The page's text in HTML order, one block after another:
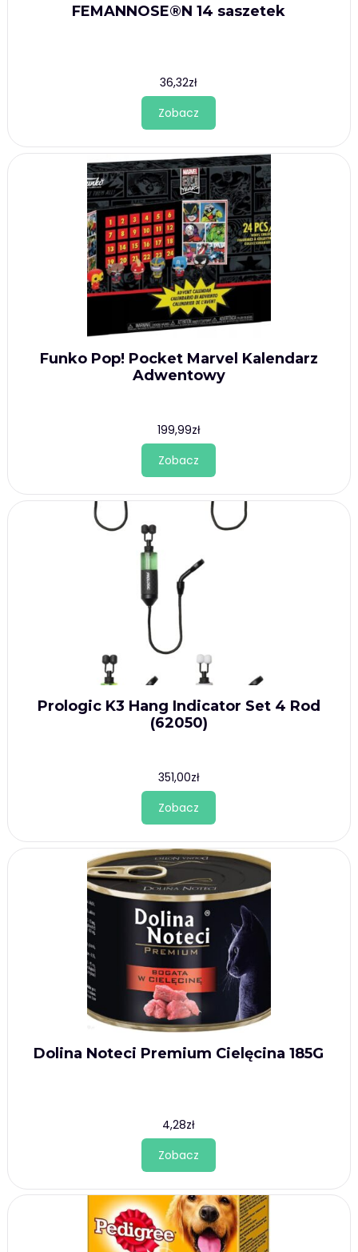
FEMANNOSE®N 14 saszetek
36,32zł
Zobacz
Funko Pop! Pocket Marvel Kalendarz
Adwentowy
199,99zł
Zobacz
Prologic K3 Hang Indicator Set 4 Rod
(62050)
351,00zł
Zobacz
Dolina Noteci Premium Cielęcina 185G
4,28zł
Zobacz